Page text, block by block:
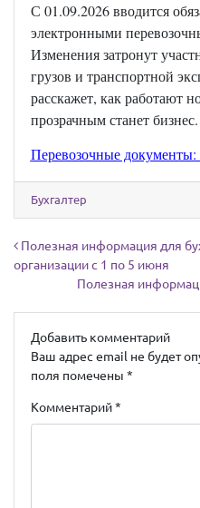
С 01.09.2026 вводится
электронными
Изменения затронут
грузов и транспортной
расскажет, как работают
прозрачным станет бизнес.
Перевозочные
Бухгалтер
Навигация по
Полезная информация для
организации с 1 по 5 июня
Полезная
Добавить комментарий
Ваш адрес email не будет
поля помечены *
Комментарий*